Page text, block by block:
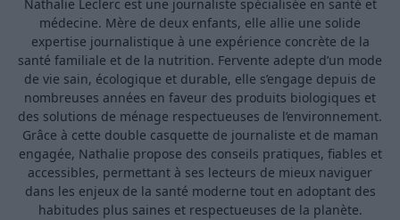
Nathalie Leclerc est une journaliste spécialisée en santé et
médecine. Mère de deux enfants, elle allie une solide
expertise journalistique à une expérience concrète de la
santé familiale et de la nutrition. Fervente adepte d’un mode
de vie sain, écologique et durable, elle s’engage depuis de
nombreuses années en faveur des produits biologiques et
des solutions de ménage respectueuses de l’environnement.
Grâce à cette double casquette de journaliste et de maman
engagée, Nathalie propose des conseils pratiques, fiables et
accessibles, permettant à ses lecteurs de mieux naviguer
dans les enjeux de la santé moderne tout en adoptant des
habitudes plus saines et respectueuses de la planète.